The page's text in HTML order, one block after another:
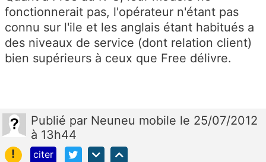
fonctionnerait pas, l'opérateur n'étant pas
connu sur l'ile et les anglais étant habitués a
des niveaux de service (dont relation client)
bien supérieurs à ceux que Free délivre.
Publié par Neuneu mobile le 25/07/2012
à 13h44
!
citer